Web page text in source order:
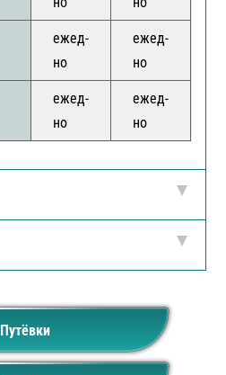
ежед-
но
ежед-
но
ежед-
но
ежед-
но
Путёвки